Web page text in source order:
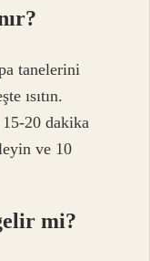
tanelerini
ısıtın.
15-20 dakika
ve 10
mi?